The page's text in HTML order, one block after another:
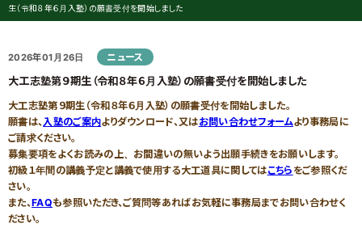
コミュニケーション・プラザ
家づくりサポート
家づくりサポート（住まい手のみなさま）
各種お問い合わせ
優良工務店の会QBC事例集
生（令和８年６月入塾）の願書受付を開始しました
2026年01月26日 ニュース
大工志塾第９期生（令和８年６月入塾）の願書受付を開始しました
大工志塾第９期生（令和８年６月入塾）の願書受付を開始しました。
願書は、入塾のご案内よりダウンロード、又はお問い合わせフォームより事務局に
ご請求ください。
募集要項をよくお読みの上、お間違いの無いよう出願手続きをお願いします。
初級１年間の講義予定と講義で使用する大工道具に関してはこちら をご参照くだ
さい。
また、FAQも参照いただき、ご質問等あればお気軽に事務局までお問い合わせく
ださい。